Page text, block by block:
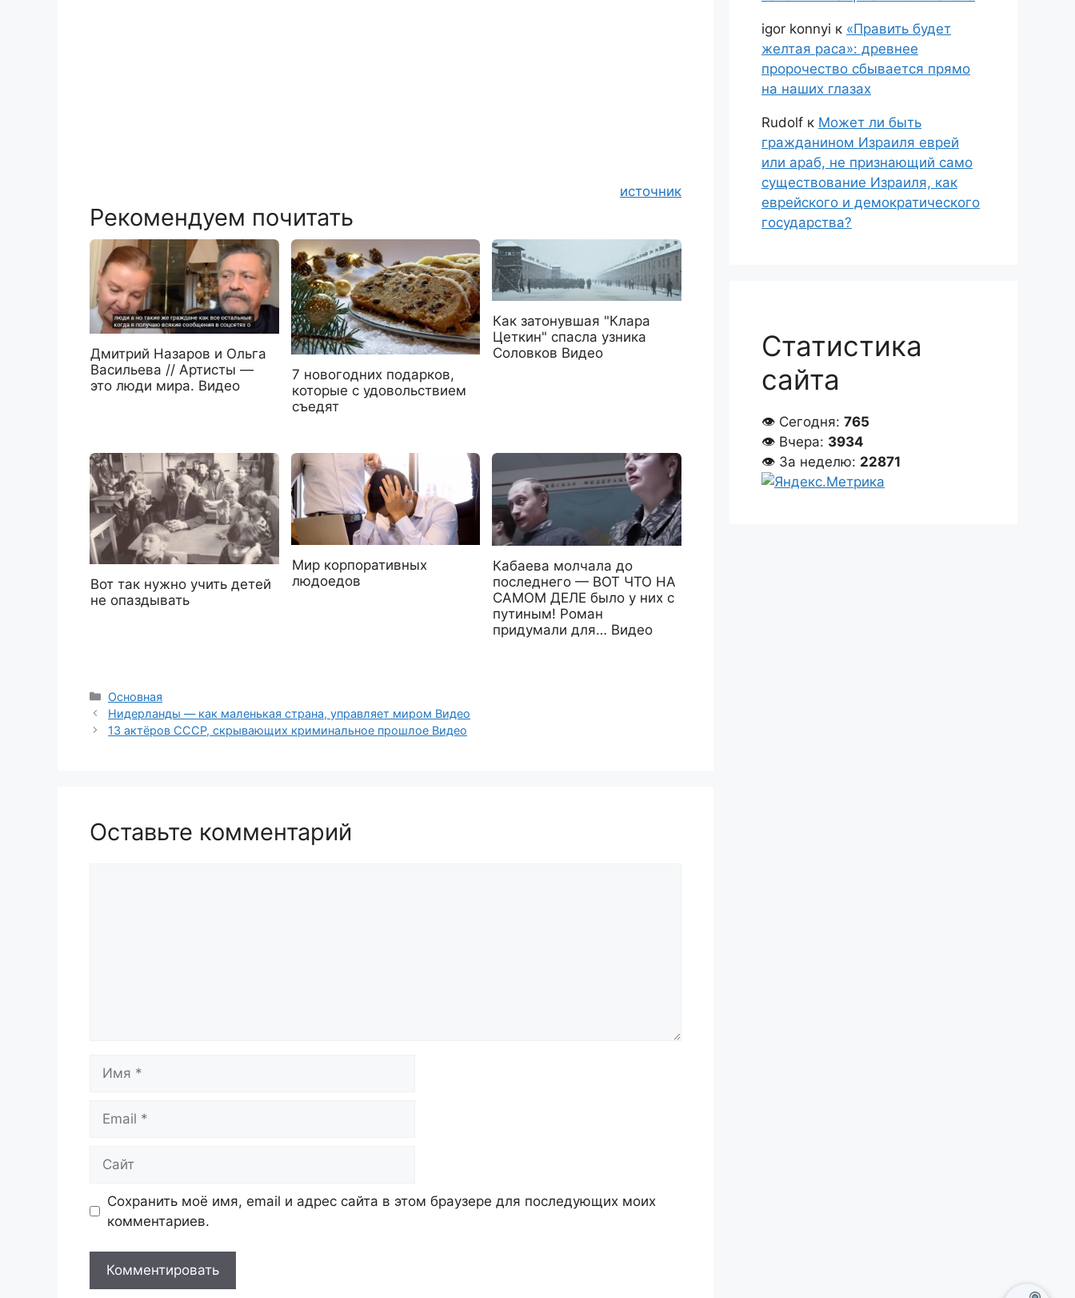
источник
Рекомендуем почитать
Дмитрий Назаров и Ольга
Васильева // Артисты —
это люди мира. Видео
7 новогодних подарков,
которые с удовольствием
съедят
Как затонувшая "Клара
Цеткин" спасла узника
Соловков Видео
Вот так нужно учить детей
не опаздывать
Мир корпоративных
людоедов
Кабаева молчала до
последнего — ВОТ ЧТО НА
САМОМ ДЕЛЕ было у них с
путиным! Роман
придумали для… Видео
Рубрики
Основная
Нидерланды — как маленькая страна, управляет миром Видео
13 актёров СССР, скрывающих криминальное прошлое Видео
Оставьте комментарий
Сохранить моё имя, email и адрес сайта в этом браузере для последующих моих
комментариев.
igor konnyi к «Править будет
желтая раса»: древнее
пророчество сбывается прямо
на наших глазах
Rudolf к Может ли быть
гражданином Израиля еврей
или араб, не признающий само
существование Израиля, как
еврейского и демократического
государства?
Статистика
сайта
👁 Сегодня: 765
👁 Вчера: 3934
👁 За неделю: 22871